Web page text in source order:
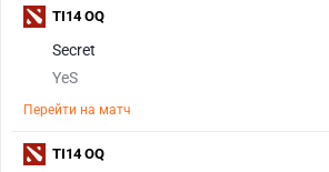
Secret
YeS
Перейти на матч
TI14 OQ
TI14 OQ